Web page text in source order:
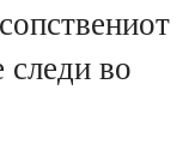
следи во